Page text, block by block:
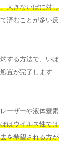
大きないぼに対し
済むことが多い反
する方法で、いぼ
置が完了します
ーザーや液体窒素
はウイルス性では
を希望される方が